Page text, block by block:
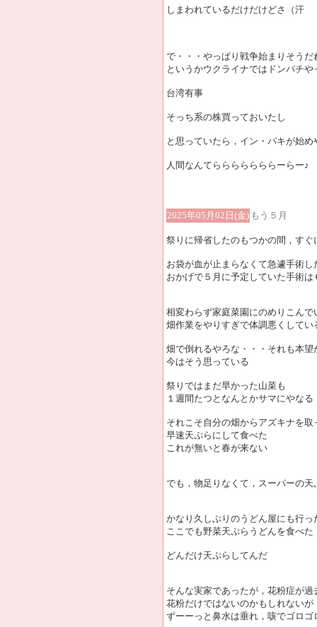
しまわれているだけだけどさ（汗
で・・・やっぱり戦争始まりそうだ
というかウクライナではドンパチや
台湾有事
そっち系の株買っておいたし
と思っていたら，イン・パキが始め
人間なんてらららららららーらー♪
2025年05月02日(金) もう５月
祭りに帰省したのもつかの間，す
お袋が血が止まらなくて急遽手術し
おかげで５月に予定していた手術は
相変わらず家庭菜園にのめりこんで
畑作業をやりすぎで体調悪くしてい
畑で倒れるやろな・・・それも本望
今はそう思っている
祭りではまだ早かった山菜も
１週間たつとなんとかサマにやなる
それこそ自分の畑からアズキナを取
早速天ぷらにして食べた
これが無いと春が来ない
でも，物足りなくて，スーパーの天
かなり久しぶりのうどん屋にも行っ
ここでも野菜天ぷらうどんを食べた
どんだけ天ぷらしてんだ
そんな実家であったが，花粉症が過
花粉だけではないのかもしれないが
ずーーっと鼻水は垂れ，咳でゴロゴ